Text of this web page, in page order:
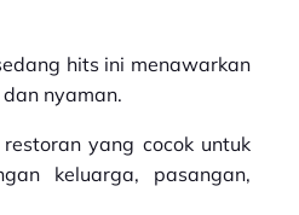
hits ini menawarkan
nyaman.
yang cocok untuk
keluarga, pasangan,